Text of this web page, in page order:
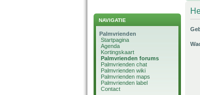
NAVIGATIE
Palmvrienden
Startpagina
Agenda
Kortingskaart
Palmvrienden forums
Palmvrienden chat
Palmvrienden wiki
Palmvrienden maps
Palmvrienden label
Contact